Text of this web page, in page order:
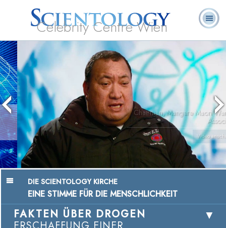
Celebrity Centre Wien
L. Ron
Hubbard
Was ist
Ehrenamtliche
Geistliche
Häufig gestellte
Fragen
Bücher
Chairman, Mangere Maori Wardens
Association
Video anschauen
DIE SCIENTOLOGY KIRCHE
EINE STIMME FÜR DIE MENSCHLICHKEIT
FAKTEN ÜBER DROGEN